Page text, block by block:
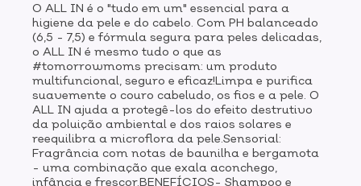
exclusivamente por adulto.1- Aplique uma quantidade
do ALL IN em suas mãos e esfregue até que o produto
se espalhe;2- Na pele e cabelo molhados, massageie
até formar uma leve espuma;3- Enxágue até a
remoção completa do produto.Bônus: No pós banho,
use o MULTI LEAVE-IN nos cabelos e o MILK LOTION
na pele para melhores resultados.
O ALL IN é o "tudo em um" essencial para a
higiene da pele e do cabelo. Com PH balanceado
(6,5 - 7,5) e fórmula segura para peles delicadas,
o ALL IN é mesmo tudo o que as
#tomorrowmoms precisam: um produto
multifuncional, seguro e eficaz!Limpa e purifica
suavemente o couro cabeludo, os fios e a pele. O
ALL IN ajuda a protegê-los do efeito destrutivo
da poluição ambiental e dos raios solares e
reequilibra a microflora da pele.Sensorial:
Fragrância com notas de baunilha e bergamota
- uma combinação que exala aconchego,
infância e frescor.BENEFÍCIOS- Shampoo e